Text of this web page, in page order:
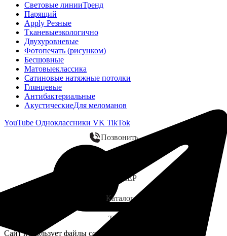
Световые линииТренд
Парящий
Apply Резные
Тканевыеэкологично
Двухуровневые
Фотопечать (рисунком)
Бесшовные
Матовыеклассика
Сатиновые натяжные потолки
Глянцевые
Антибактериальные
АкустическиеДля меломанов
YouTube Одноклассники VK TikTok
Позвонить
ЗАМЕР
Каталог
Telegram
Сайт использует файлы cookie для персонализации и